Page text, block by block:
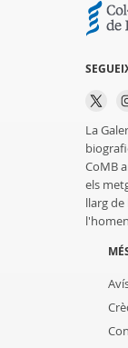
La
CoMB
els
llarg